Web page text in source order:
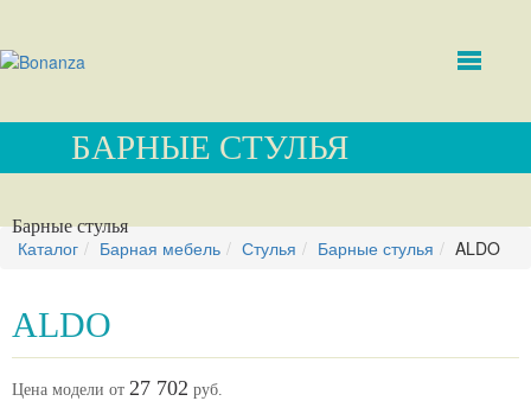
БАРНЫЕ СТУЛЬЯ
Барные стулья
Каталог Барная мебель Стулья Барные стулья ALDO
ALDO
Цена модели от 27 702 руб.